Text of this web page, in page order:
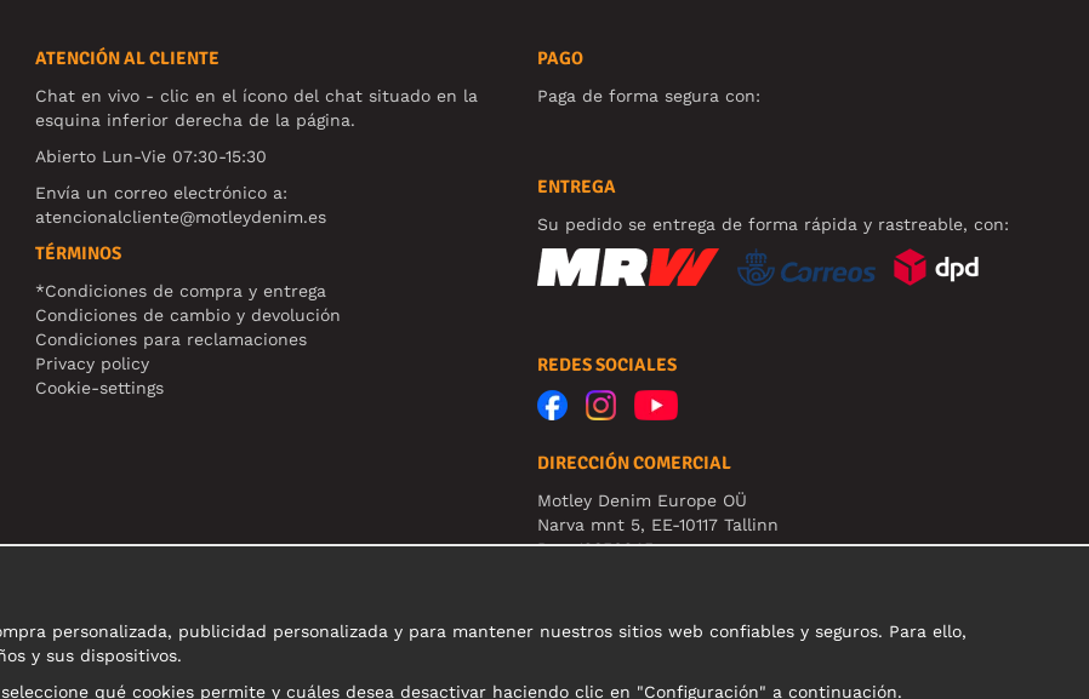
ATENCIÓN AL CLIENTE
Chat en vivo - clic en el ícono del chat situado en la
esquina inferior derecha de la página.
Abierto Lun-Vie 07:30-15:30
Envía un correo electrónico a:
atencionalcliente@motleydenim.es
TÉRMINOS
*Condiciones de compra y entrega
Condiciones de cambio y devolución
Condiciones para reclamaciones
Privacy policy
Cookie-settings
PAGO
Paga de forma segura con:
ENTREGA
Su pedido se entrega de forma rápida y rastreable, con:
REDES SOCIALES
DIRECCIÓN COMERCIAL
Motley Denim Europe OÜ
Narva mnt 5, EE-10117 Tallinn
Reg: 12356245
personalizada, publicidad personalizada y para mantener nuestros sitios web confiables y seguros. Para ello,
y sus dispositivos.
qué cookies permite y cuáles desea desactivar haciendo clic en "Configuración" a continuación.